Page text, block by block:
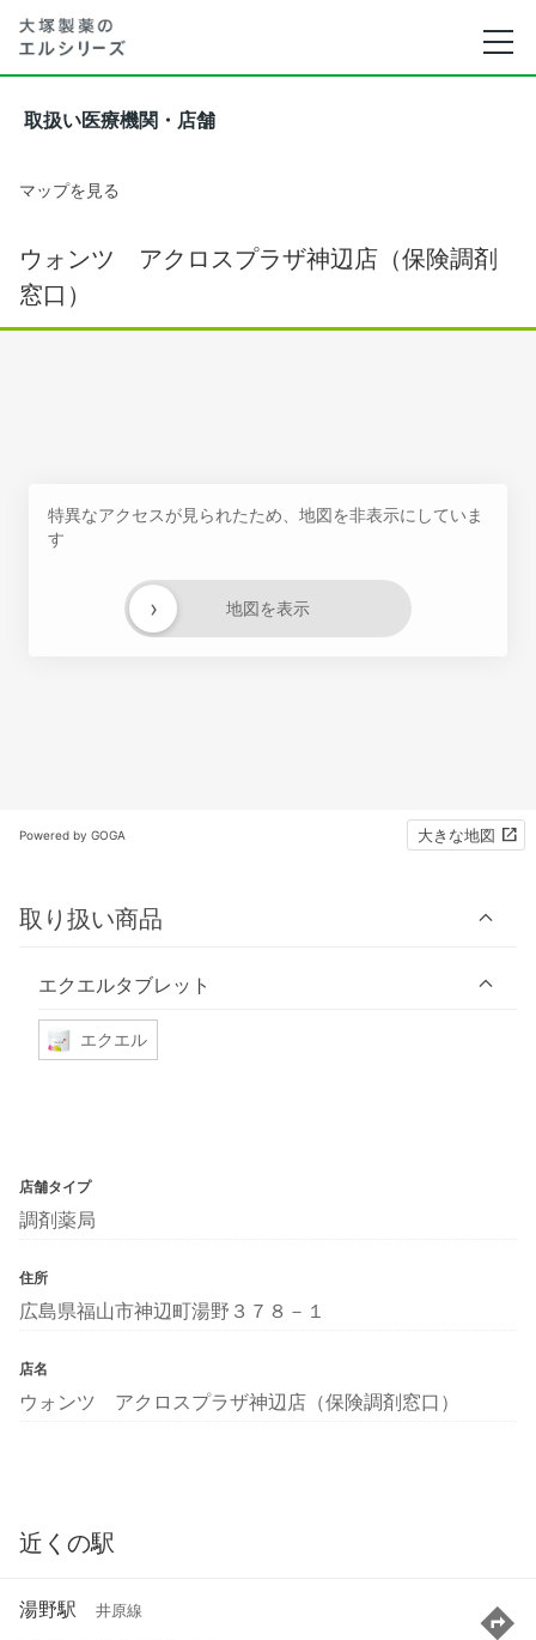
取扱い医療機関・店舗
マップを見る
ウォンツ アクロスプラザ神辺店（保険調剤
窓口）
特異なアクセスが見られたため、地図を非表示にしていま
す
地図を表示
›
Powered by GOGA 大きな地図
取り扱い商品
エクエルタブレット
エクエル
店舗タイプ
調剤薬局
住所
広島県福山市神辺町湯野３７８－１
店名
ウォンツ アクロスプラザ神辺店（保険調剤窓口）
近くの駅
湯野駅 井原線